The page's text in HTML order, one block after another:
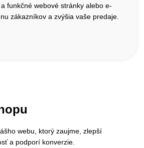
funkčné webové stránky alebo e-
zákazníkov a zvýšia vaše predaje.
webu, ktorý zaujme, zlepší
a podporí konverzie.